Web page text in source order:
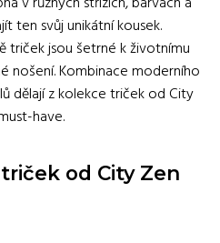
ten svůj unikátní kousek.
jsou šetrné k životnímu
nošení. Kombinace moderního
dělají z kolekce triček od City
have.
od City Zen